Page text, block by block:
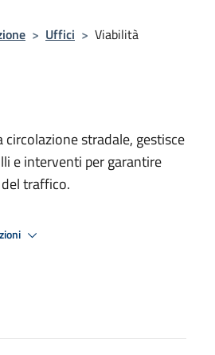
> Uffici > Viabilità
circolazione stradale, gestisce
e interventi per garantire
traffico.